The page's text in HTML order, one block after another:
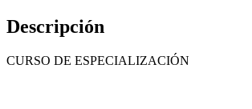
Descripción
CURSO DE ESPECIALIZACIÓN